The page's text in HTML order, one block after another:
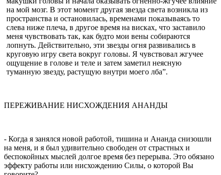
на мой мозг. В этот момент другая звезда света возникла из
пространства и остановилась, временами показываясь то
слева ниже плеча, в другое время на висках, что заставило
меня чувст­вовать так, как будто мои вены собираются
лопнуть. Действительно, эти звезды огня развивались в
круговую игру света вокруг головы. Я чувствовал жгучее
ощущение в голове и теле и затем заметил неясную
туманную звезду, растущую внутри моего лба”.
ПЕРЕЖИВАНИЕ НИСХОЖДЕНИЯ АНАНДЫ
- Когда я занялся новой работой, тишина и Ананда снизошли
на меня, и я был удивительно свободен от страстных и
беспокойных мыслей долгое время без перерыва. Это обязано
эффекту работы или нисхож­дению Силы, о которой Вы